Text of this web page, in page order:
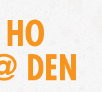
HO
DEN